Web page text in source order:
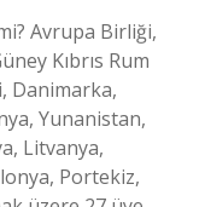
Avrupa Birliği,
Kıbrıs Rum
Danimarka,
Yunanistan,
Litvanya,
Portekiz,